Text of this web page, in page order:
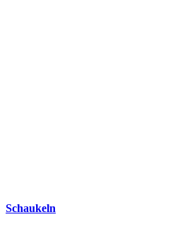
Schaukeln